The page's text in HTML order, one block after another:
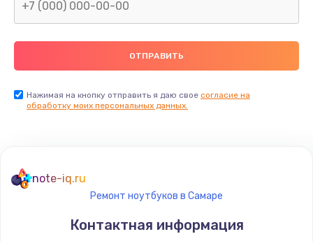
Нажимая на кнопку отправить я даю свое согласие на
обработку моих персональных данных.
note-iq.ru
Ремонт ноутбуков в Самаре
Контактная информация